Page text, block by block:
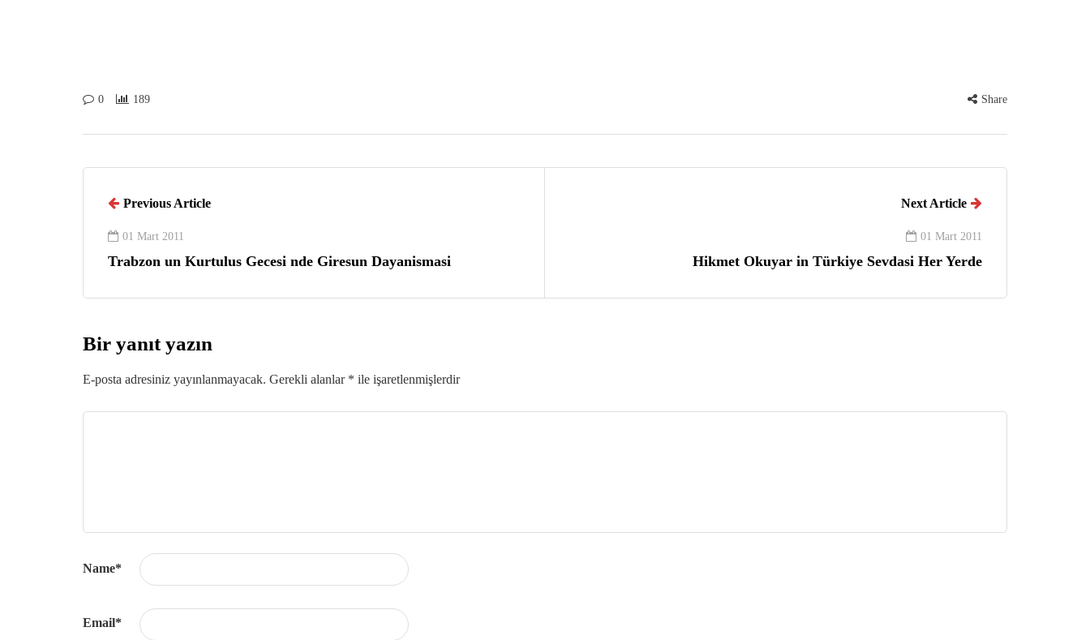
0 189 Share
Previous Article
01 Mart 2011
Trabzon un Kurtulus Gecesi nde Giresun Dayanismasi
Next Article
01 Mart 2011
Hikmet Okuyar in Türkiye Sevdasi Her Yerde
Bir yanıt yazın
E-posta adresiniz yayınlanmayacak. Gerekli alanlar * ile işaretlenmişlerdir
Name*
Email*